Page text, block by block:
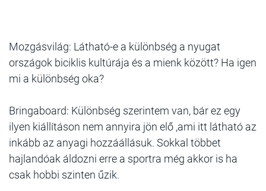
Mozgásvilág: Látható-e a különbség a nyugat
országok biciklis kultúrája és a mienk között? Ha igen
mi a különbség oka?
Bringaboard: Különbség szerintem van, bár ez egy
ilyen kiállításon nem annyira jön elő ,ami itt látható az
inkább az anyagi hozzáállásuk. Sokkal többet
hajlandóak áldozni erre a sportra még akkor is ha
csak hobbi szinten űzik.